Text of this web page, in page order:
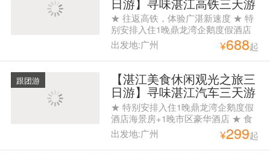
★ 往返高铁，体验广湛新速度 ★ 特
别安排入住1晚鼎龙湾企鹅度假酒店
海景房+1晚市区豪华酒店 ★ 食足三
餐特色餐,海鲜簸箕宴+湛江白切鸡风
味餐+海边土猪土鸭泥丁粥风味餐 ★
畅游金沙湾,多维面体验湛江海港风情
出发地:广州 ¥688起
跟团游 【湛江美食休闲观光之旅三
日游】寻味湛江汽车三天游
★ 特别安排入住1晚鼎龙湾企鹅度假
酒店海景房+1晚市区豪华酒店 ★ 食
足三餐特色餐,海鲜簸箕宴+湛江白切
鸡风味餐+海边土猪土鸭泥丁粥风味
餐 ★ 畅游金沙湾,体验湛江乡村海港
出发地:广州 ¥299起